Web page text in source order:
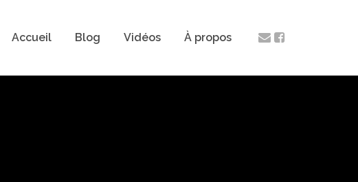
Accueil Blog Vidéos À propos